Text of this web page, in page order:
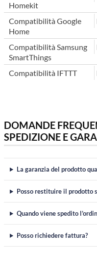
Homekit
Compatibilità Google
Home
Compatibilità Samsung
SmartThings
Compatibilità IFTTT
DOMANDE
SPEDIZIONE E
La garanzia del prodotto
Posso restituire il prodotto
Quando viene spedito
Posso richiedere fattura?